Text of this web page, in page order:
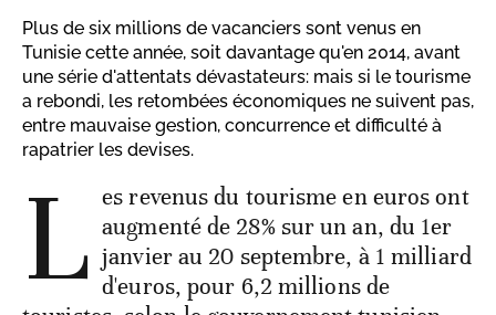
Plus de six millions de vacanciers sont venus en
Tunisie cette année, soit davantage qu'en 2014, avant
une série d'attentats dévastateurs: mais si le tourisme
a rebondi, les retombées économiques ne suivent pas,
entre mauvaise gestion, concurrence et difficulté à
rapatrier les devises.
L es revenus du tourisme en euros ont
augmenté de 28% sur un an, du 1er
janvier au 20 septembre, à 1 milliard
d'euros, pour 6,2 millions de